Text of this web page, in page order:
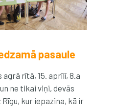
pasaule
rītā, 15. aprīlī, 8.a
ne tikai viņi, devās
kur iepazina, kā ir